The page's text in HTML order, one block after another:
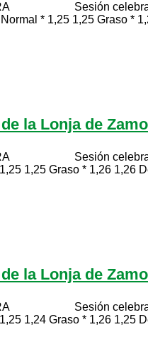
Sesión
* 1,25 1,25 Graso *
la Lonja de
Sesión
1,25 Graso * 1,26 1,26
la Lonja de
Sesión
1,24 Graso * 1,26 1,25